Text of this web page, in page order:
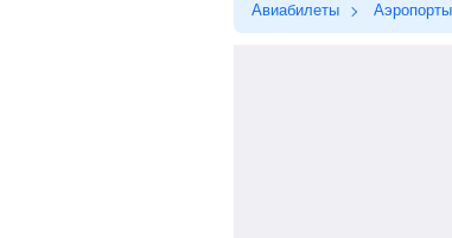
Авиабилеты